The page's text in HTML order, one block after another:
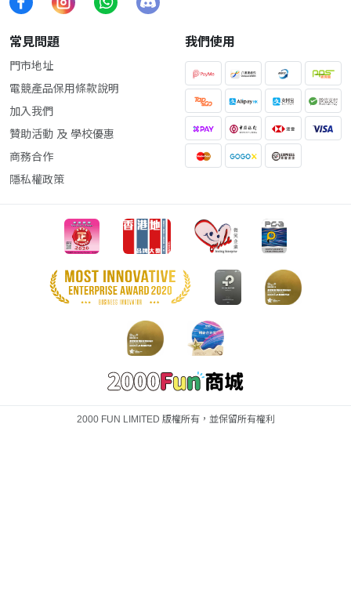
常見問題
門市地址
電競產品保用條款說明
加入我們
贊助活動 及 學校優惠
商務合作
隱私權政策
我們使用
2000 FUN LIMITED 版權所有，並保留所有權利